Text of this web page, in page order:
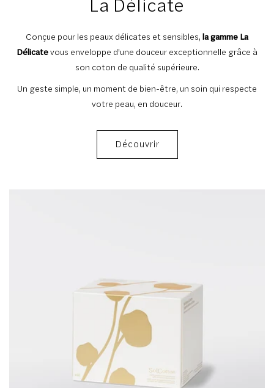
Conçue pour les peaux délicates et sensibles, la gamme La
Délicatevous enveloppe d'une douceur exceptionnelle grâce à
son coton de qualité supérieure.
Un geste simple, un moment de bien-être, un soin qui respecte
votre peau, en douceur.
Découvrir